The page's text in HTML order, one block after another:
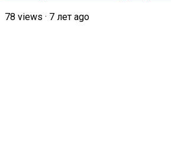
78 views · 7 лет ago